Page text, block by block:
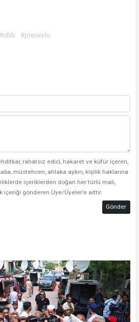
#pretesto
rahatsız edici, hakaret ve küfür içeren,
müstehcen, ahlaka aykırı, kişilik haklarına
içeriklerden doğan her türlü mali,
içeriği gönderen Üye/Üyeler’e aittir.
Gönder